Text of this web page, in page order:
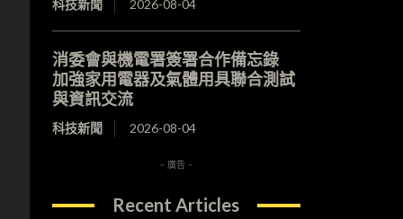
科技新聞 2026-08-04
消委會與機電署簽署合作備忘錄
加強家用電器及氣體用具聯合測試
與資訊交流
科技新聞 2026-08-04
- 廣告 -
Recent Articles